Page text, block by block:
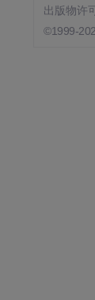
出版物许
©1999-